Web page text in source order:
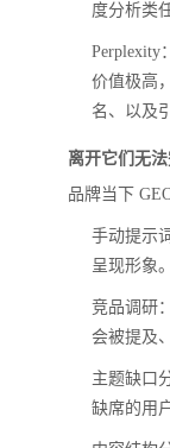
度分析类
Perplexity
价值极高
名、以及
离开它们无
品牌当下
手动提示
呈现形象。
竞品调研
会被提及
主题缺口
缺席的用